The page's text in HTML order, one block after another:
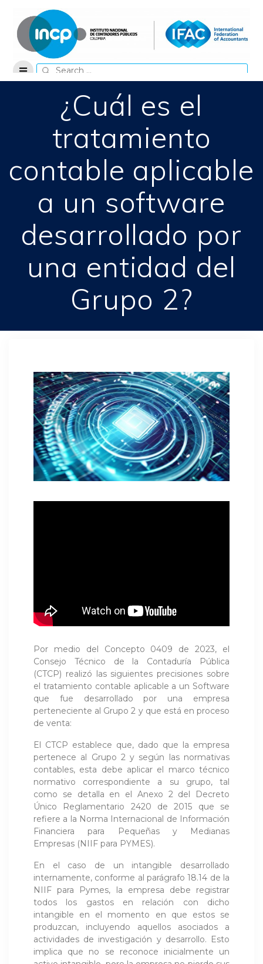
content
Search
for:
¿Cuál es el
tratamiento
contable aplicable
a un software
desarrollado por
una entidad del
Grupo 2?
Por medio del Concepto 0409 de 2023, el
Consejo Técnico de la Contaduría Pública
(CTCP) realizó las siguientes precisiones sobre
el tratamiento contable aplicable a un Software
que fue desarrollado por una empresa
perteneciente al Grupo 2 y que está en proceso
de venta:
El CTCP establece que, dado que la empresa
pertenece al Grupo 2 y según las normativas
contables, esta debe aplicar el marco técnico
normativo correspondiente a su grupo, tal
como se detalla en el Anexo 2 del Decreto
Único Reglamentario 2420 de 2015 que se
refiere a la Norma Internacional de Información
Financiera para Pequeñas y Medianas
Empresas (NIIF para PYMES).
En el caso de un intangible desarrollado
internamente, conforme al parágrafo 18.14 de la
NIIF para Pymes, la empresa debe registrar
todos los gastos en relación con dicho
intangible en el momento en que estos se
produzcan, incluyendo aquellos asociados a
actividades de investigación y desarrollo. Esto
implica que no se reconoce inicialmente un